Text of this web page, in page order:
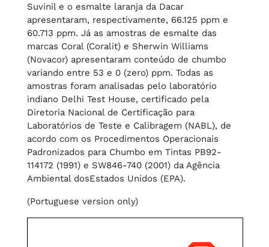
Suvinil e o esmalte laranja da Dacar
apresentaram, respectivamente, 66.125 ppm e
60.713 ppm. Já as amostras de esmalte das
marcas Coral (Coralit) e Sherwin Williams
(Novacor) apresentaram conteúdo de chumbo
variando entre 53 e 0 (zero) ppm. Todas as
amostras foram analisadas pelo laboratório
indiano Delhi Test House, certificado pela
Diretoria Nacional de Certificação para
Laboratórios de Teste e Calibragem (NABL), de
acordo com os Procedimentos Operacionais
Padronizados para Chumbo em Tintas PB92-
114172 (1991) e SW846-740 (2001) da Agência
Ambiental dosEstados Unidos (EPA).
(Portuguese version only)